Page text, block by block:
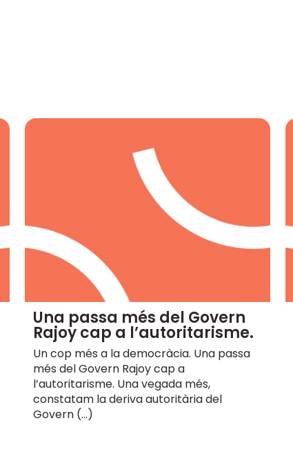
Una passa més del Govern
Rajoy cap a l’autoritarisme.
Un cop més a la democràcia. Una passa
més del Govern Rajoy cap a
l’autoritarisme. Una vegada més,
constatam la deriva autoritària del
Govern (…)